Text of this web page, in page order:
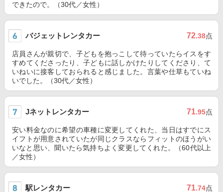
できたので。（30代／女性）
バジェットレンタカー 72.38点
店員さんが親切で、子どもを抱っこして待っていたらイスをす
すめてくださったり、子どもに話しかけたりしてくださり、て
いねいに接客しておられると感じました。言葉や仕草もていね
いでした。（30代／女性）
Jネットレンタカー 71.95点
安い料金なのに希望の車種に変更してくれた、当日はすでにス
イフトが用意されていたが同じクラスならフィットのほうがい
いなと思い、聞いたら気持ちよく変更してくれた。（60代以上
／女性）
駅レンタカー 71.74点